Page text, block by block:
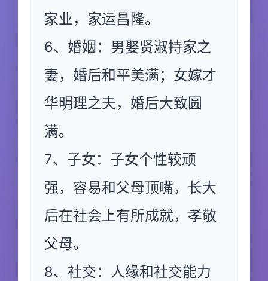
家业，家运昌隆。
6、婚姻：男娶贤淑持家之
妻，婚后和平美满；女嫁才
华明理之夫，婚后大致圆
满。
7、子女：子女个性较顽
强，容易和父母顶嘴，长大
后在社会上有所成就，孝敬
父母。
8、社交：人缘和社交能力